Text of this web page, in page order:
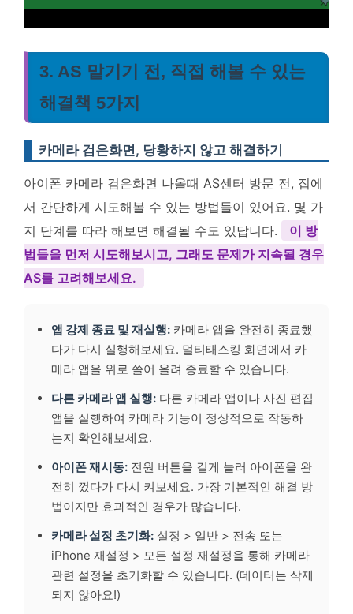
3. AS 맡기기 전, 직접 해볼 수 있는
해결책 5가지
카메라 검은화면, 당황하지 않고 해결하기
아이폰 카메라 검은화면 나올때 AS센터 방문 전, 집에
서 간단하게 시도해볼 수 있는 방법들이 있어요. 몇 가
지 단계를 따라 해보면 해결될 수도 있답니다.
이 방
법들을 먼저 시도해보시고, 그래도 문제가 지속될 경우
AS를 고려해보세요.
앱 강제 종료 및 재실행: 카메라 앱을 완전히 종료했
다가 다시 실행해보세요. 멀티태스킹 화면에서 카
메라 앱을 위로 쓸어 올려 종료할 수 있습니다.
다른 카메라 앱 실행: 다른 카메라 앱이나 사진 편집
앱을 실행하여 카메라 기능이 정상적으로 작동하
는지 확인해보세요.
아이폰 재시동: 전원 버튼을 길게 눌러 아이폰을 완
전히 껐다가 다시 켜보세요. 가장 기본적인 해결 방
법이지만 효과적인 경우가 많습니다.
카메라 설정 초기화: 설정 > 일반 > 전송 또는
iPhone 재설정 > 모든 설정 재설정을 통해 카메라
관련 설정을 초기화할 수 있습니다. (데이터는 삭제
되지 않아요!)